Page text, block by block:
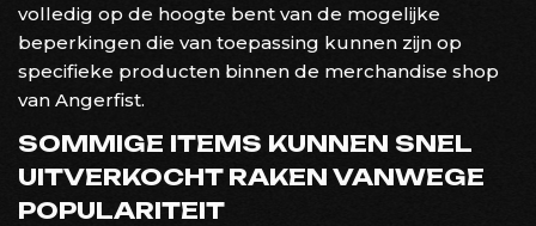
volledig op de hoogte bent van de mogelijke
beperkingen die van toepassing kunnen zijn op
specifieke producten binnen de merchandise shop
van Angerfist.
SOMMIGE ITEMS KUNNEN SNEL
UITVERKOCHT RAKEN VANWEGE
POPULARITEIT